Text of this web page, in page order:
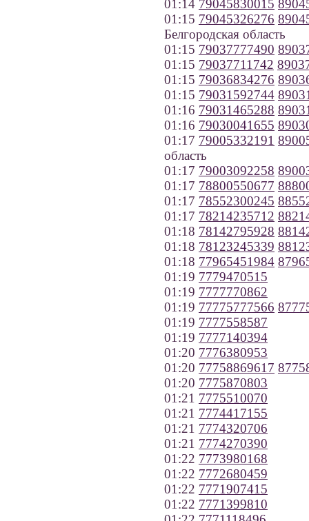
01:14 79045830015
01:15 79045326276
Белгородская область
01:15 79037777490
01:15 79037711742
01:15 79036834276
01:15 79031592744
01:16 79031465288
01:16 79030041655
01:17 79005332191
область
01:17 79003092258
01:17 78800550677
01:17 78552300245
01:17 78214235712
01:18 78142795928
01:18 78123245339
01:18 77965451984
01:19 7779470515
01:19 7777770862
01:19 77775777566
01:19 7777558587
01:19 7777140394
01:20 7776380953
01:20 77758869617
01:20 7775870803
01:21 7775510070
01:21 7774417155
01:21 7774320706
01:21 7774270390
01:22 7773980168
01:22 7772680459
01:22 7771907415
01:22 7771399810